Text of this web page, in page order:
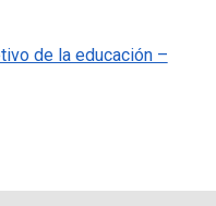
de la educación –